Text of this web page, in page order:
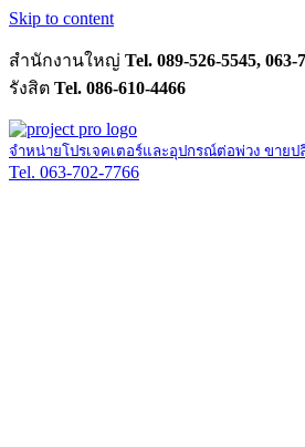
Skip to content
สำนักงานใหญ่ Tel. 089-526-5545, 063-
รังสิต Tel. 086-610-4466
จำหน่ายโปรเจคเตอร์และอุปกรณ์ต่อพ่วง ขายป
Tel. 063-702-7766